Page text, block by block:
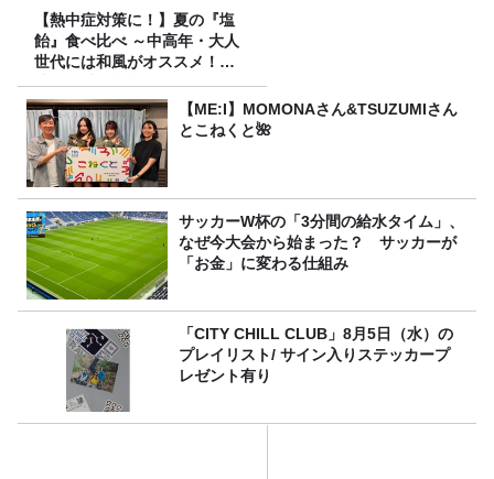
【熱中症対策に！】夏の『塩
飴』食べ比べ ～中高年・大人
世代には和風がオススメ！
味・食感・機能性いろいろ！
～
【ME:I】MOMONAさん&TSUZUMIさん
とこねくと🌺
サッカーW杯の「3分間の給水タイム」、
なぜ今大会から始まった？ サッカーが
「お金」に変わる仕組み
「CITY CHILL CLUB」8月5日（水）の
プレイリスト/ サイン入りステッカープ
レゼント有り